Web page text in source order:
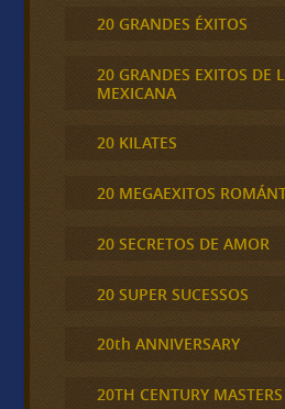
20 GRANDES ÉXITOS
20 GRANDES EXITOS DE
MEXICANA
20 KILATES
20 MEGAEXITOS
20 SECRETOS DE AMOR
20 SUPER SUCESSOS
20th ANNIVERSARY
20TH CENTURY MASTERS